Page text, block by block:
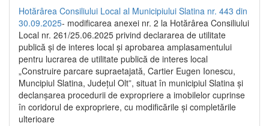
Hotărârea Consiliului Local al Municipiului Slatina nr. 443 din
30.09.2025- modificarea anexei nr. 2 la Hotărârea Consiliului
Local nr. 261/25.06.2025 privind declararea de utilitate
publică şi de interes local şi aprobarea amplasamentului
pentru lucrarea de utilitate publică de interes local
„Construire parcare supraetajată, Cartier Eugen Ionescu,
Muncipiul Slatina, Judeţul Olt”, situat în municipiul Slatina şi
declanşarea procedurii de expropriere a imobilelor cuprinse
în coridorul de expropriere, cu modificările şi completările
ulterioare